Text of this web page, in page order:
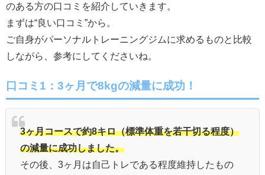
のある方の口コミを紹介していきます。
まずは“良い口コミ”から。
ご自身がパーソナルトレーニングジムに求めるものと比較
しながら、参考にしてくださいね。
口コミ1：3ヶ月で8kgの減量に成功！
3ヶ月コースで約8キロ（標準体重を若干切る程度）
の減量に成功しました。
その後、3ヶ月は自己トレである程度維持したもの